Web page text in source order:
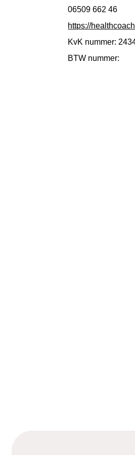
06509 662 46
https://
KvK nummer:
BTW nummer: